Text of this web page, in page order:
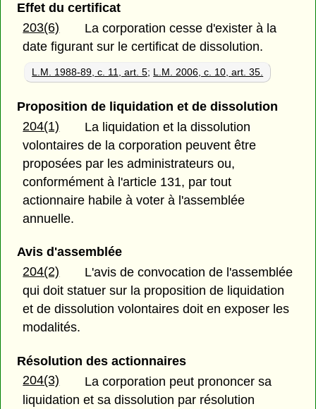
Effet du certificat
203(6)
La corporation cesse d'exister à la
date figurant sur le certificat de dissolution.
L.M. 1988-89, c. 11, art. 5; L.M. 2006, c. 10, art. 35.
Proposition de liquidation et de dissolution
204(1)
La liquidation et la dissolution
volontaires de la corporation peuvent être
proposées par les administrateurs ou,
conformément à l'article 131, par tout
actionnaire habile à voter à l'assemblée
annuelle.
Avis d'assemblée
204(2)
L'avis de convocation de l'assemblée
qui doit statuer sur la proposition de liquidation
et de dissolution volontaires doit en exposer les
modalités.
Résolution des actionnaires
204(3)
La corporation peut prononcer sa
liquidation et sa dissolution par résolution